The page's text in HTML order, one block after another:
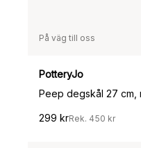
På väg till oss
PotteryJo
Peep degskål 27 cm,
299 krRek. 450 kr